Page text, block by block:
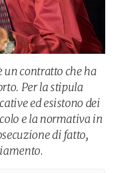
contratto che ha
Per la stipula
ed esistono dei
e la normativa in
di fatto,